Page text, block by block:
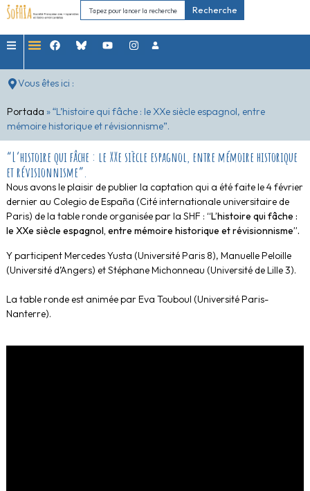
Recherche
Vous êtes ici :
Portada »“L’histoire qui fâche : le XXe siècle espagnol, entre
mémoire historique et révisionnisme”.
“L’histoire qui fâche : le XXe siècle espagnol, entre mémoire historique
et révisionnisme”.
Nous avons le plaisir de publier la captation qui a été faite le 4 février
dernier au Colegio de España (Cité internationale universitaire de
Paris) de la table ronde organisée par la SHF : “L’histoire qui fâche :
le XXe siècle espagnol, entre mémoire historique et révisionnisme”.
Y participent Mercedes Yusta (Université Paris 8), Manuelle Peloille
(Université d’Angers) et Stéphane Michonneau (Université de Lille 3).
La table ronde est animée par Eva Touboul (Université Paris-
Nanterre).